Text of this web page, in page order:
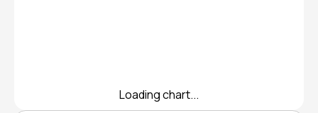
Loading chart...